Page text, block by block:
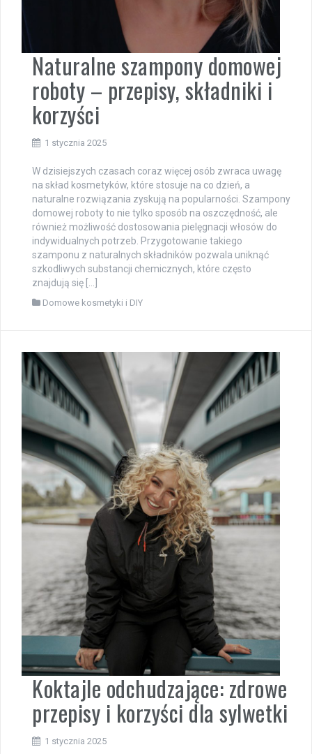
Naturalne szampony domowej
roboty – przepisy, składniki i
korzyści
1 stycznia 2025
W dzisiejszych czasach coraz więcej osób zwraca uwagę
na skład kosmetyków, które stosuje na co dzień, a
naturalne rozwiązania zyskują na popularności. Szampony
domowej roboty to nie tylko sposób na oszczędność, ale
również możliwość dostosowania pielęgnacji włosów do
indywidualnych potrzeb. Przygotowanie takiego
szamponu z naturalnych składników pozwala uniknąć
szkodliwych substancji chemicznych, które często
znajdują się […]
Domowe kosmetyki i DIY
Koktajle odchudzające: zdrowe
przepisy i korzyści dla sylwetki
1 stycznia 2025